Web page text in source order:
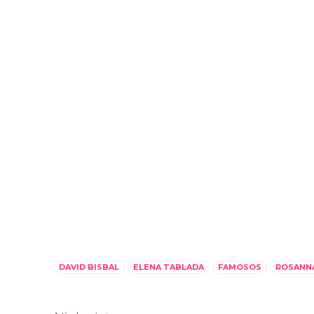
DAVID BISBAL ELENA TABLADA FAMOSOS